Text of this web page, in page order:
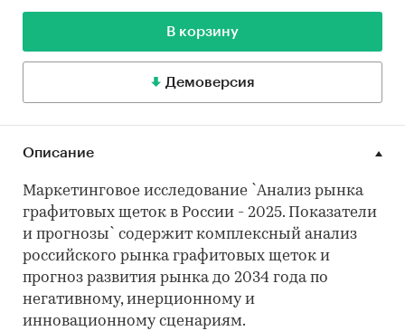
В корзину
Демоверсия
Описание
Маркетинговое исследование `Анализ рынка
графитовых щеток в России - 2025. Показатели
и прогнозы` содержит комплексный анализ
российского рынка графитовых щеток и
прогноз развития рынка до 2034 года по
негативному, инерционному и
инновационному сценариям.